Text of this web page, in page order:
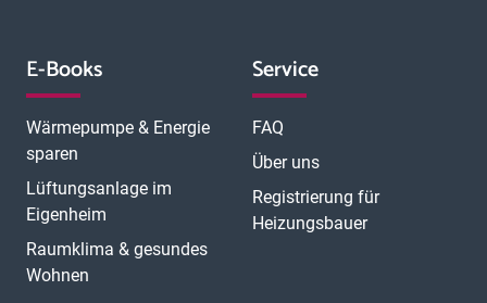
E-Books
Wärmepumpe & Energie
sparen
Lüftungsanlage im
Eigenheim
Raumklima & gesundes
Wohnen
Service
FAQ
Über uns
Registrierung für
Heizungsbauer